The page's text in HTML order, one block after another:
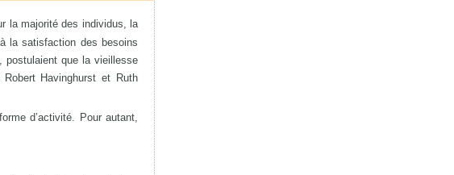
la majorité des individus, la
la satisfaction des besoins
postulaient que la vieillesse
Robert Havinghurst et Ruth
d’activité. Pour autant,